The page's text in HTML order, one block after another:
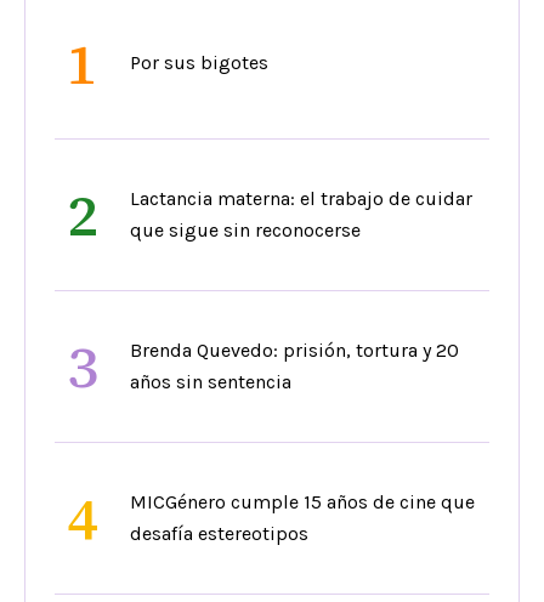
1 Por sus bigotes
2
Lactancia materna: el trabajo de cuidar
que sigue sin reconocerse
3
Brenda Quevedo: prisión, tortura y 20
años sin sentencia
4
MICGénero cumple 15 años de cine que
desafía estereotipos